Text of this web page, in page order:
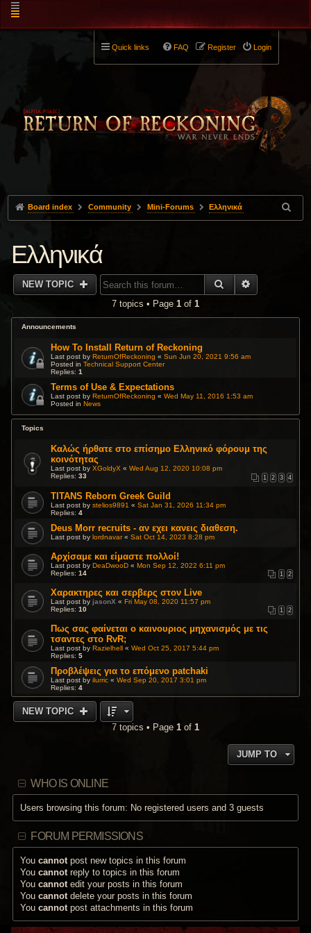
Quick links Login
Register
FAQ
Board index Community Mini-Forums Ελληνικά
Ελληνικά
NEW TOPIC SEARCH
7 topics • Page 1 of 1
Announcements
How To Install Return of Reckoning
Last post byReturnOfReckoning «Sun Jun 20, 2021 9:56 am
Posted inTechnical Support Center
Replies:1
Terms of Use & Expectations
Last post byReturnOfReckoning «Wed May 11, 2016 1:53 am
Posted inNews
Topics
Καλώς ήρθατε στο επίσημο Ελληνικό φόρουμ της
κοινότητας
Last post byXGoldyX «Wed Aug 12, 2020 10:08 pm
Replies:33 1 2 3 4
TITANS Reborn Greek Guild
Last post bystelios9891 «Sat Jan 31, 2026 11:34 pm
Replies:4
Deus Morr recruits - αν εχει κανεις διαθεση.
Last post bylordnavar«Sat Oct 14, 2023 8:28 pm
Αρχίσαμε και είμαστε πολλοί!
Last post byDeaDwooD «Mon Sep 12, 2022 6:11 pm
Replies:14 1 2
Χαρακτηρες και σερβερς στον Live
Last post byjasonX «Fri May 08, 2020 11:57 pm
Replies:10 1 2
Πως σας φαίνεται ο καινουριος μηχανισμός με τις
τσαντες στο RvR;
Last post byRazielhell «Wed Oct 25, 2017 5:44 pm
Replies:5
Προβλέψεις για το επόμενο patchaki
Last post byilurric «Wed Sep 20, 2017 3:01 pm
Replies:4
NEW TOPIC
7 topics • Page 1 of 1
JUMP TO
WHO IS ONLINE
Users browsing this forum: No registered users and 3 guests
FORUM PERMISSIONS
Youcannotpost new topics in this forum
Youcannotreply to topics in this forum
Youcannotedit your posts in this forum
Youcannotdelete your posts in this forum
Youcannotpost attachments in this forum